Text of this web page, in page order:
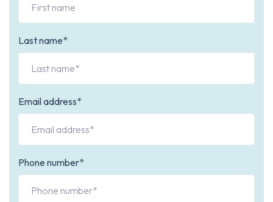
Last name*
Email address*
Phone number*